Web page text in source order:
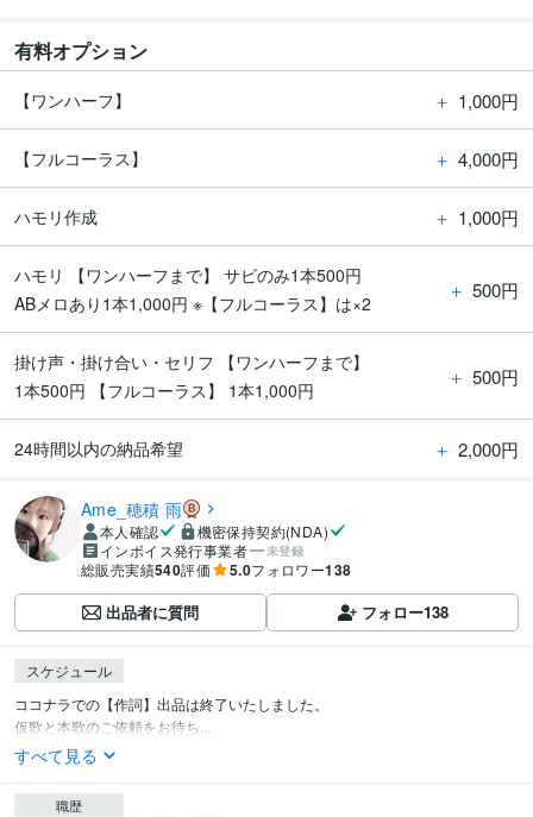
有料オプション
【ワンハーフ】 ＋ 1,000円
【フルコーラス】 ＋ 4,000円
ハモリ作成 ＋ 1,000円
ハモリ 【ワンハーフまで】 サビのみ1本500円
ABメロあり1本1,000円 ※【フルコーラス】は×2
＋ 500円
掛け声・掛け合い・セリフ 【ワンハーフまで】
1本500円 【フルコーラス】 1本1,000円
＋ 500円
24時間以内の納品希望 ＋ 2,000円
Ame_穂積 雨
本人確認
機密保持契約(NDA)
インボイス発行事業者
未登録
総販売実績540評価 5.0フォロワー138
出品者に質問 フォロー138
スケジュール
ココナラでの【作詞】出品は終了いたしました。
仮歌と本歌のご依頼をお待ち...
すべて見る
職歴